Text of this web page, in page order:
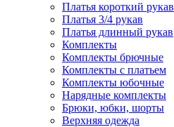
Платья короткий рукав
Платья 3/4 рукав
Платья длинный рукав
Комплекты
Комплекты брючные
Комплекты с платьем
Комплекты юбочные
Нарядные комплекты
Брюки, юбки, шорты
Верхняя одежда